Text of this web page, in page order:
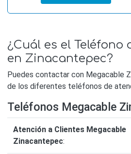
¿Cuál es el Teléfono
en Zinacantepec?
Puedes contactar con Megacable
de los diferentes teléfonos de
Teléfonos Megacable
Atención a Clientes Megacable
Zinacantepec: